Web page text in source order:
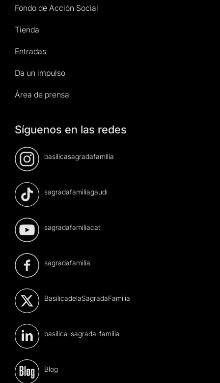
Fondo de Acción Social
Tienda
Entradas
Da un impulso
Área de prensa
Síguenos en las redes
basilicasagradafamilia
sagradafamiliagaudi
sagradafamiliacat
sagradafamilia
BasilicadelaSagradaFamilia
basilica-sagrada-familia
Blog